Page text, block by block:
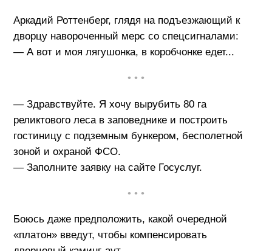
Аркадий Роттенберг, глядя на подъезжающий к
дворцу навороченный мерс со спецсигналами:
— А вот и моя лягушонка, в коробчонке едет...
• • •
— Здравствуйте. Я хочу вырубить 80 га
реликтового леса в заповеднике и построить
гостиницу с подземным бункером, бесполетной
зоной и охраной ФСО.
— Заполните заявку на сайте Госуслуг.
• • •
Боюсь даже предположить, какой очередной
«платон» введут, чтобы компенсировать